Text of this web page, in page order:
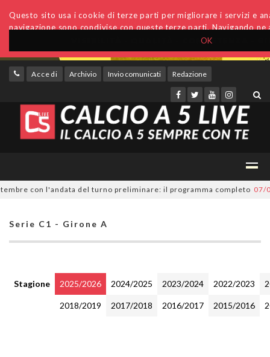
OK
Questo sito usa i cookie di terze parti per migliorare i servizi e
navigazione sono condivise con queste terze parti. Navigando
Accedi Archivio Invio comunicati Redazione
con l'andata del turno preliminare: il programma completo 07/08/
Serie C1 - Girone A
Stagione 2025/2026 2024/2025 2023/2024 2022/2023
2018/2019 2017/2018 2016/2017 2015/2016